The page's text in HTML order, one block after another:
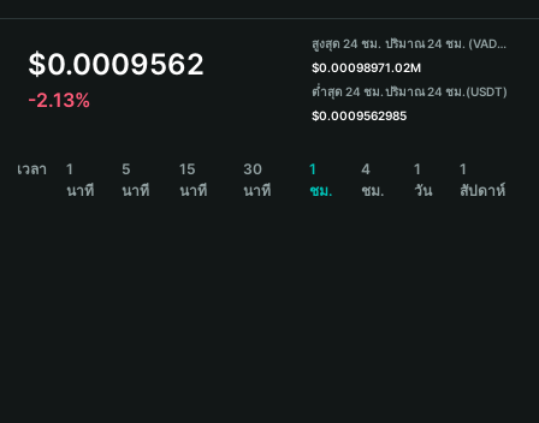
हिन्दी
Español
Português (Brasil)
$0.0009562
-2.13%
สูงสุด 24 ชม.
$0.0009897
ต่ำสุด 24 ชม.
$0.0009562
ปริมาณ 24 ชม. (VADER)
1.02M
ปริมาณ 24 ชม.(USDT)
985
เวลา
1
นาที
5
นาที
15
นาที
30
นาที
1
ชม.
4
ชม.
1
วัน
1
สัปดาห์